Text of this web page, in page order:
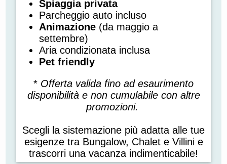
Spiaggia privata
Parcheggio auto incluso
Animazione (da maggio a
settembre)
Aria condizionata inclusa
Pet friendly
* Offerta valida fino ad esaurimento
disponibilità e non cumulabile con altre
promozioni.
Scegli la sistemazione più adatta alle tue
esigenze tra Bungalow, Chalet e Villini e
trascorri una vacanza indimenticabile!